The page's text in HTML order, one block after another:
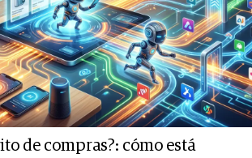
de compras?: cómo está